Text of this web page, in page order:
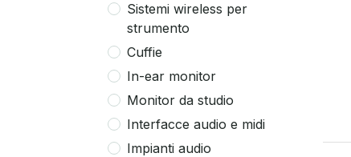
Sistemi wireless per
strumento
Cuffie
In-ear monitor
Monitor da studio
Interfacce audio e midi
Impianti audio